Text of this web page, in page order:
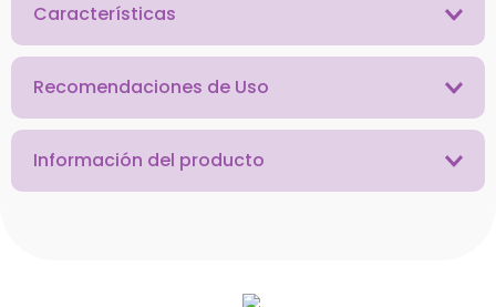
Características
Recomendaciones de Uso
Información del producto